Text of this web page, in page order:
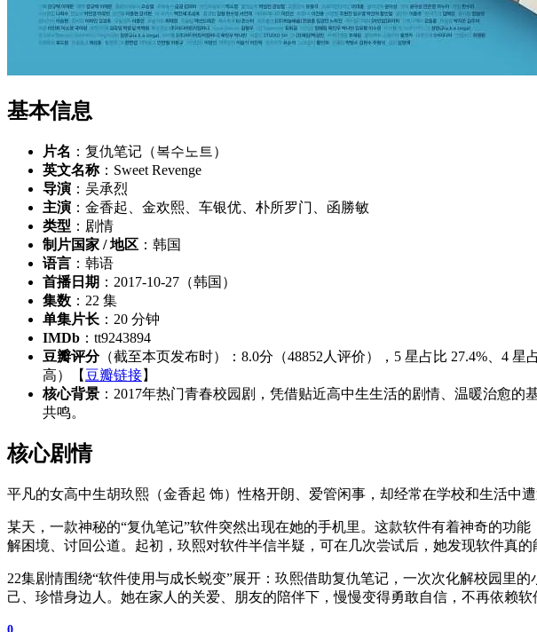
基本信息
片名 ：复仇笔记（복수노트）
英文名称：Sweet Revenge
导演 ：吴承烈
主演 ：金香起、金欢熙、车银优、朴所罗门、函勝敏
类型 ：剧情
制片国家 / 地区 ：韩国
语言 ：韩语
首播日期 ：2017-10-27（韩国）
集数 ：22 集
单集片长 ：20 分钟
IMDb ：tt9243894
豆瓣评分（截至本页发布时）：8.0分（48852人评价），5 星占比 27.4%、4
高）【 豆瓣链接】
核心背景 ：2017年热门青春校园剧，凭借贴近高中生生活的剧情、温暖治愈
共鸣。
核心剧情
平凡的女高中生胡玖熙（金香起 饰）性格开朗、爱管闲事，却经常在学校和生活
某天，一款神秘的“复仇笔记”软件突然出现在她的手机里。这款软件有着神奇的功
解困境、讨回公道。起初，玖熙对软件半信半疑，可在几次尝试后，她发现软件真的
22集剧情围绕“软件使用与成长蜕变”展开：玖熙借助复仇笔记，一次次化解校园里
己、珍惜身边人。她在家人的关爱、朋友的陪伴下，慢慢变得勇敢自信，不再依赖